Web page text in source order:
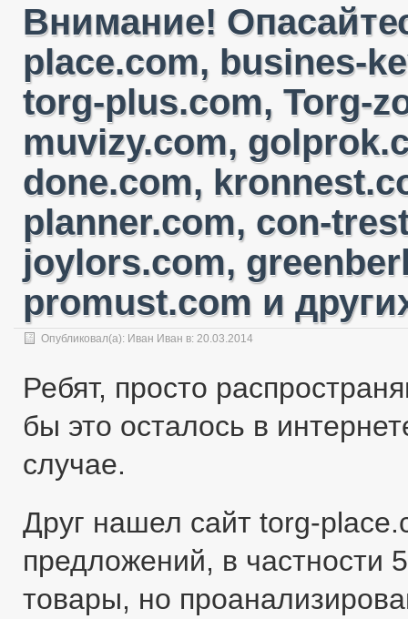
Внимание!
place.com, busines-
torg-plus.com, Torg-
muvizy.com,
done.com,
planner.com, con-
joylors.com,
promust.com и
Опубликовал(а): Иван Иван в: 20.03.2014
Ребят, просто
бы это осталось в
случае.
Друг нашел сайт torg-
предложений, в частности
товары, но